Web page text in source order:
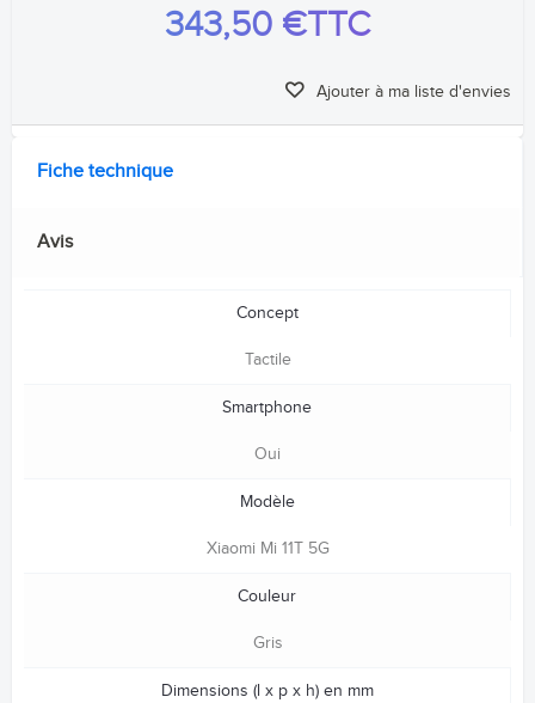
343,50 €TTC
Ajouter à ma liste d'envies
Fiche technique
Avis
Concept
Tactile
Smartphone
Oui
Modèle
Xiaomi Mi 11T 5G
Couleur
Gris
Dimensions (l x p x h) en mm